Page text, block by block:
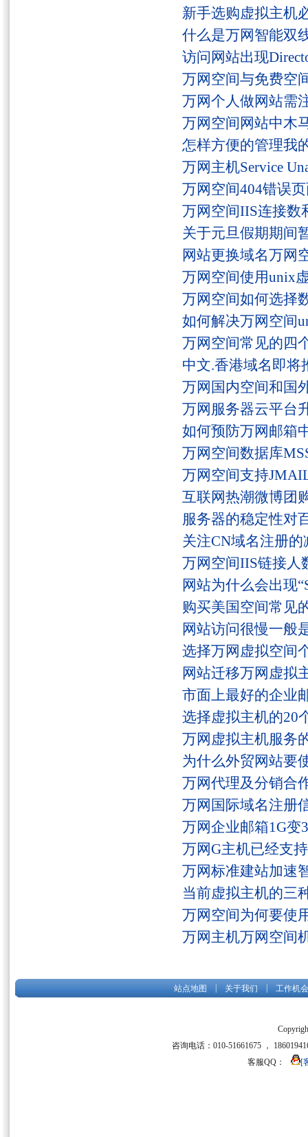
新手选购虚拟主机
什么是万网智能双
访问网站出现
万网空间与免费空
万网个人做网站需
万网空间网站中木
怎样方便的管理我
万网主机Service
万网空间404错误
万网空间IIS连接数
关于元旦假期期间
网站更换域名万网
万网空间使用unix
万网空间如何选择
如何解决万网空间
万网空间常见的四
中文.香港域名即将
万网国内空间和国
万网服务器云平台
如何预防万网邮箱
万网空间数据库
万网空间支持
互联网热潮微博团
服务器的稳定性对
关注CN域名注册
万网空间IIS链接人
网站为什么会出现
购买美国空间常见
网站访问很慢一般
选择万网虚拟空间
网站迁移万网虚拟
市面上最好的企业
选择虚拟主机的20
万网虚拟主机服务
为什么外贸网站要
万网代理及分销合
万网国际域名注册
万网企业邮箱1G变
万网G主机已经支
万网标准建站加速
当前虚拟主机的三
万网空间为何要使
万网主机万网空间
站点地图 关于我们 工作机会
咨询电话：010-51661675 ，
客服QQ：
[